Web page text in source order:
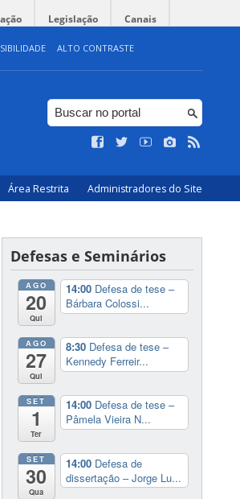
Legislação Canais
ALTO CONTRASTE
Área Restrita Administradores do Site
Defesas e Seminários
AGO
20
Qui
14:00 Defesa de tese –
Bárbara Colossi...
AGO
27
Qui
8:30 Defesa de tese –
Kennedy Ferreir...
SET
1
Ter
14:00 Defesa de tese –
Pâmela Vieira N...
SET
30
Qua
14:00 Defesa de
dissertação – Jorge Lu...